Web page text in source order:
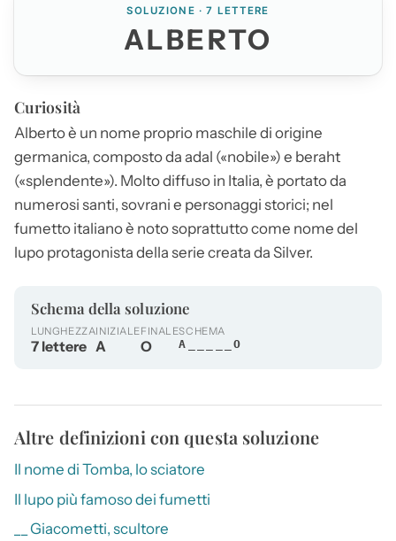
SOLUZIONE · 7 LETTERE
ALBERTO
Curiosità
Albertoè un nome proprio maschile di origine
germanica, composto da adal («nobile») e beraht
(«splendente»). Molto diffuso in Italia, è portato da
numerosi santi, sovrani e personaggi storici; nel
fumetto italiano è noto soprattutto come nome del
lupo protagonista della serie creata da Silver.
Schema della soluzione
LUNGHEZZA
7 lettere
INIZIALE
A
FINALE
O
SCHEMA
A_____O
Altre definizioni con questa soluzione
Il nome di Tomba, lo sciatore
Il lupo più famoso dei fumetti
__ Giacometti, scultore